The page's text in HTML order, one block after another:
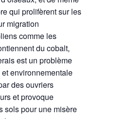
qui prolifèrent sur les
migration
comme les
du cobalt,
est un problème
environnementale
des ouvriers
et provoque
sols pour une misère